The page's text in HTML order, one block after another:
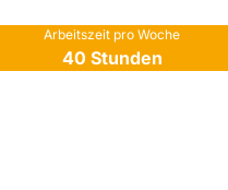
Arbeitszeit pro Woche
40 Stunden